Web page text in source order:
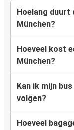
Hoelang duurt
München?
Hoeveel kost
München?
Kan ik mijn
volgen?
Hoeveel